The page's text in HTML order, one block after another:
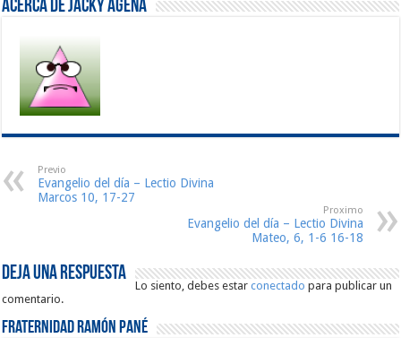
Acerca de Jacky Agena
Previo
Evangelio del día – Lectio Divina
Marcos 10, 17-27
Proximo
Evangelio del día – Lectio Divina
Mateo, 6, 1-6 16-18
Deja una respuesta
Lo siento, debes estarconectado para publicar un
comentario.
Fraternidad Ramón Pané